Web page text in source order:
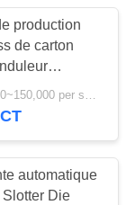
de
production
de carton
de vide de
automatique
Die